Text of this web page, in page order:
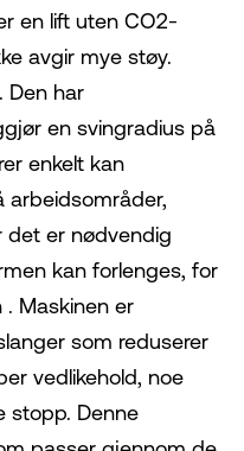
en lift uten CO2-
avgir mye støy.
Den har
en svingradius på
enkelt kan
arbeidsområder,
er nødvendig
kan forlenges, for
Maskinen er
som reduserer
vedlikehold, noe
stopp. Denne